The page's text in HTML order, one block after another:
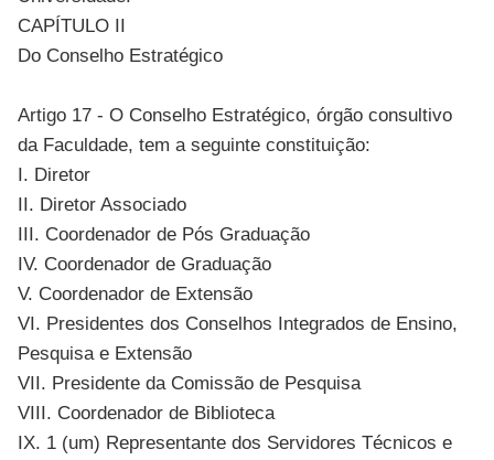
CAPÍTULO II
Do Conselho Estratégico
Artigo 17 - O Conselho Estratégico, órgão consultivo
da Faculdade, tem a seguinte constituição:
I. Diretor
II. Diretor Associado
III. Coordenador de Pós Graduação
IV. Coordenador de Graduação
V. Coordenador de Extensão
VI. Presidentes dos Conselhos Integrados de Ensino,
Pesquisa e Extensão
VII. Presidente da Comissão de Pesquisa
VIII. Coordenador de Biblioteca
IX. 1 (um) Representante dos Servidores Técnicos e